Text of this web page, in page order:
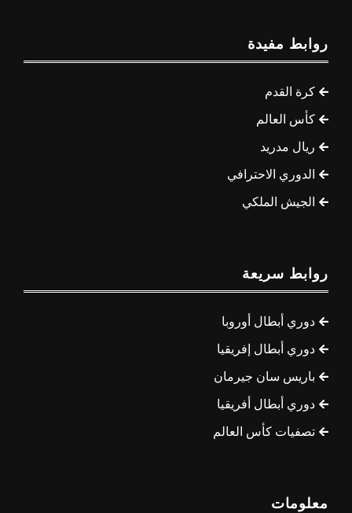
روابط مفيدة
كرة القدم
كأس العالم
ريال مدريد
الدوري الاحترافي
الجيش الملكي
روابط سريعة
دوري أبطال أوروبا
دوري أبطال إفريقيا
باريس سان جيرمان
دوري أبطال أفريقيا
تصفيات كأس العالم
معلومات